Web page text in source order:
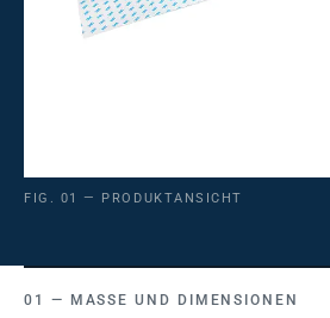
FIG. 01 — PRODUKTANSICHT
MASSE UND DIMENSIONEN